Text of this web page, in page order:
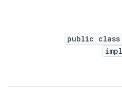
public class